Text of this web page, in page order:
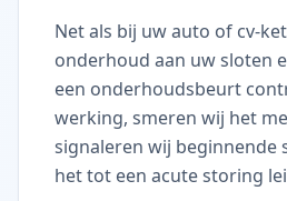
Net als bij uw auto of cv-
onderhoud aan uw sloten
een onderhoudsbeurt
werking, smeren wij het
signaleren wij beginnende
het tot een acute storing